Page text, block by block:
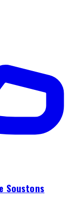
Soustons